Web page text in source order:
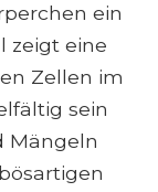
ein
zeigt eine
Zellen im
sein
Mängeln